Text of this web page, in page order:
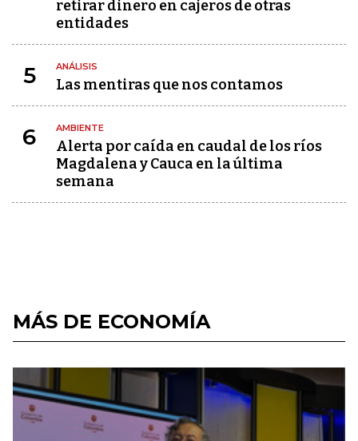
retirar dinero en cajeros de otras
entidades
5 ANÁLISIS
Las mentiras que nos contamos
6 AMBIENTE
Alerta por caída en caudal de los ríos
Magdalena y Cauca en la última
semana
MÁS DE ECONOMÍA